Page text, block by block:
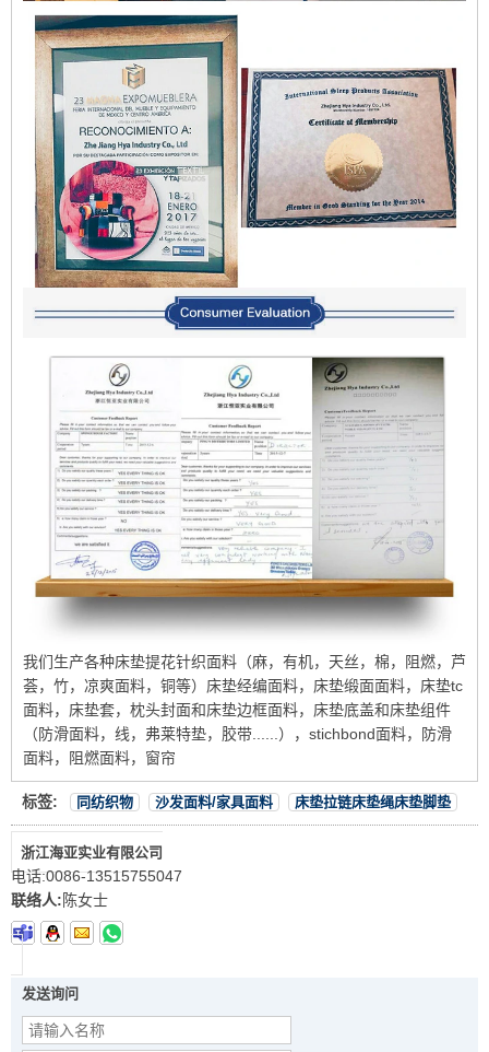
我们生产各种床垫提花针织面料（麻，有机，天丝，棉，阻燃，芦
荟，竹，凉爽面料，铜等）床垫经编面料，床垫缎面面料，床垫tc
面料，床垫套，枕头封面和床垫边框面料，床垫底盖和床垫组件
（防滑面料，线，弗莱特垫，胶带......），stichbond面料，防滑
面料，阻燃面料，窗帘
标签: 同纺织物 沙发面料/家具面料 床垫拉链床垫绳床垫脚垫
浙江海亚实业有限公司
电话:0086-13515755047
联络人:陈女士
发送询问